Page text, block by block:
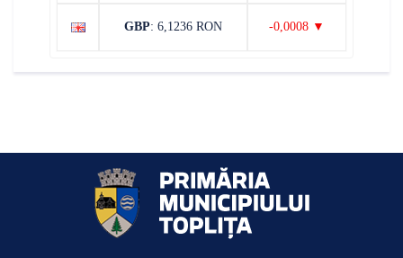
GBP: 6,1236 RON -0,0008 ▼